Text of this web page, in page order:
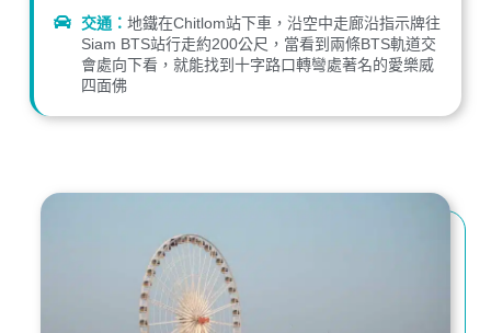
交通：地鐵在Chitlom站下車，沿空中走廊沿指示牌往
Siam BTS站行走約200公尺，當看到兩條BTS軌道交
會處向下看，就能找到十字路口轉彎處著名的愛樂威
四面佛